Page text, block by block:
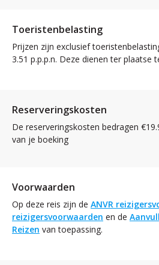
Toeristenbelasting
Prijzen zijn exclusief
3.51 p.p.p.n. Deze dienen ter plaatse
Reserveringskosten
De reserveringskosten bedragen
van je boeking
Voorwaarden
Op deze reis zijn de ANVR
reizigersvoorwaarden en de
Reizen van toepassing.